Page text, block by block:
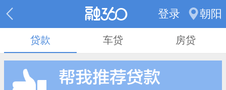
登录 朝阳
贷款 车贷 房贷